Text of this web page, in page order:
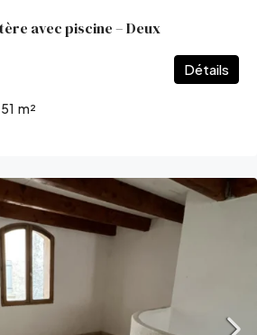
avec piscine – Deux
m²
Détails